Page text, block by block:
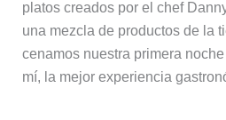
platos creados por el chef
una mezcla de productos de la
cenamos nuestra primera
mí, la mejor experiencia